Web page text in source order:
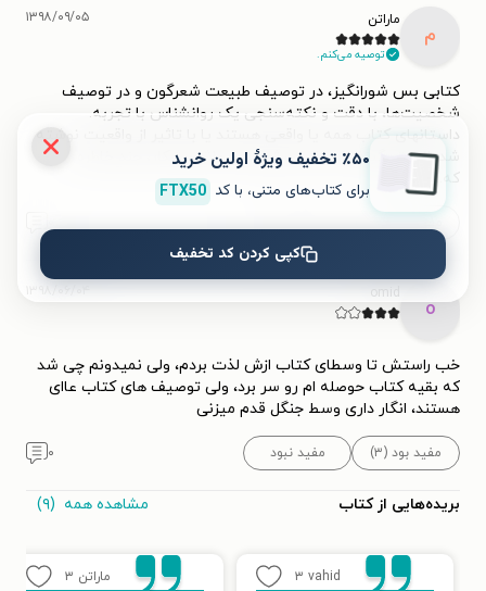
م
ماراتن
توصیه می‌کنم.
۱۳۹۸/۰۹/۰۵
کتابی بس شورانگیز، در توصیف طبیعت شعرگون و در توصیف
شخصیت‌ها، با دقت و نکته‌سنجی یک روانشناس با تجربه.
داستانهای کتاب همه یا واقعی هستند یا با تاثیر از واقعیت نوشته
شده‌اند، تورگینف این ارباب ثروتمند عاشق شکار، چند خاطره
...
o
omid ۱۳۹۸/۰۶/۰۴
خب راستش تا وسطای کتاب ازش لذت بردم، ولی نمیدونم چی شد
که بقیه کتاب حوصله ام رو سر برد، ولی توصیف های کتاب عاای
هستند، انگار داری وسط جنگل قدم میزنی
مفید بود (۳) مفید نبود ۰
بریده‌هایی از کتاب مشاهده همه (۹)
vahid ۳ ماراتن ۳
٪۵۰ تخفیف ویژۀ اولین خرید
برای کتاب‌های متنی، با کد FTX50
کپی کردن کد تخفیف